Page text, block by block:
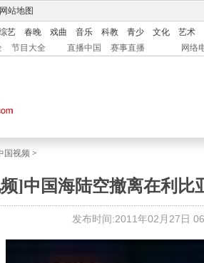
网站地图
艺 春晚 戏曲 音乐 科教 青少 文化
艺术
节目大全 直播中国 赛事直播 网络
国视频 >
]中国海陆空撤离在利比
发布时间:2011年02月27日